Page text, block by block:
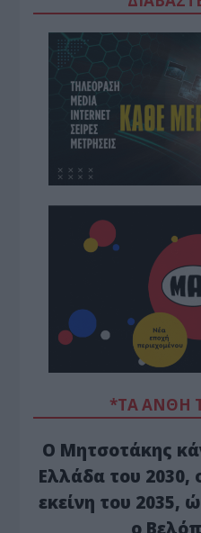
*ΤΑ ΆΝΘΗ
Ο Μητσοτάκης
Ελλάδα του 2030,
εκείνη του 2035,
ο